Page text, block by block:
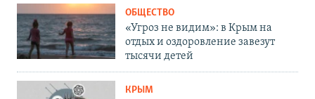
ОБЩЕСТВО
«Угроз не видим»: в Крым на
отдых и оздоровление завезут
тысячи детей
КРЫМ